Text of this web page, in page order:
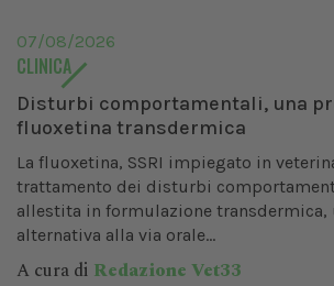
07/08/2026
CLINICA
Disturbi comportamentali, una
fluoxetina transdermica
La fluoxetina, SSRI impiegato in
trattamento dei disturbi
allestita in formulazione transdermica,
alternativa alla via orale...
A cura di Redazione Vet33